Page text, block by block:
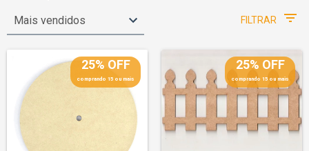
FILTRAR
25% OFF
comprando 15 ou mais
25% OFF
comprando 15 ou mais